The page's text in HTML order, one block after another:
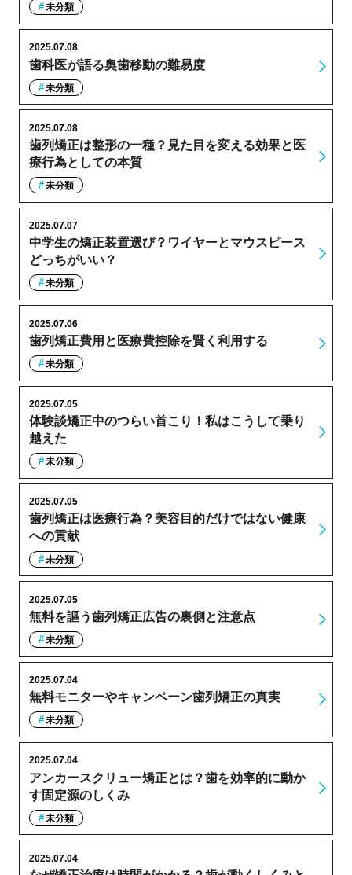
未分類
歯科医が語る奥歯移動の難易度
2025.07.08
未分類
歯列矯正は整形の一種？見た目を変える効果と医
療行為としての本質
2025.07.08
未分類
中学生の矯正装置選び？ワイヤーとマウスピース
どっちがいい？
2025.07.07
未分類
歯列矯正費用と医療費控除を賢く利用する
2025.07.06
未分類
体験談矯正中のつらい首こり！私はこうして乗り
越えた
2025.07.05
未分類
歯列矯正は医療行為？美容目的だけではない健康
への貢献
2025.07.05
未分類
無料を謳う歯列矯正広告の裏側と注意点
2025.07.05
未分類
無料モニターやキャンペーン歯列矯正の真実
2025.07.04
未分類
アンカースクリュー矯正とは？歯を効率的に動か
す固定源のしくみ
2025.07.04
未分類
2025.07.04